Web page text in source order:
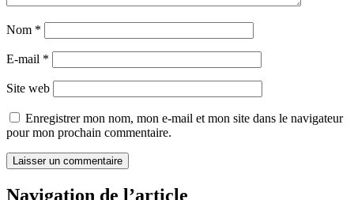
Nom *
E-mail *
Site web
Enregistrer mon nom, mon e-mail et mon site dans le navigateur
pour mon prochain commentaire.
Navigation de l’article